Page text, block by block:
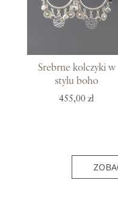
Srebrne kolczyki w
stylu boho
455,00 zł